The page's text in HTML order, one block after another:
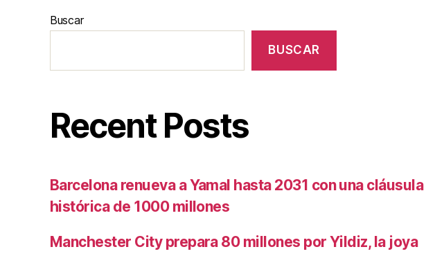
Buscar
BUSCAR
Recent Posts
Barcelona renueva a Yamal hasta 2031 con una cláusula
histórica de 1000 millones
Manchester City prepara 80 millones por Yildiz, la joya